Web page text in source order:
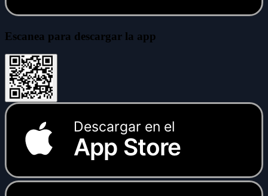
Escanea para descargar la app
Descargar en el
App Store